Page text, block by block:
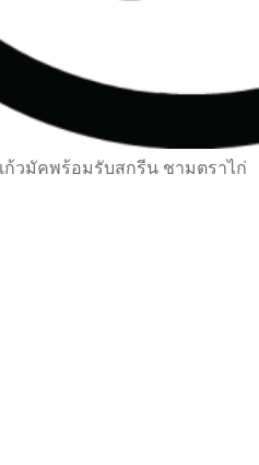
ก้วมัคพร้อมรับสกรีน ชามตราไก่